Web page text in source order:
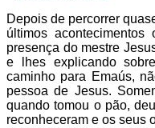
Depois de percorrer
últimos
presença do mestre
e lhes explicando
caminho para Emaús,
pessoa de Jesus.
quando tomou o pão,
reconheceram e os seus